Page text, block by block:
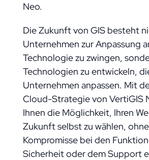
Neo.
Die Zukunft von GIS besteht
Unternehmen zur Anpassung
Technologie zu zwingen,
Technologien zu entwickeln,
Unternehmen anpassen. Mit
Cloud-Strategie von VertiGIS
Ihnen die Möglichkeit, Ihren
Zukunft selbst zu wählen, ohne
Kompromisse bei den
Sicherheit oder dem Support